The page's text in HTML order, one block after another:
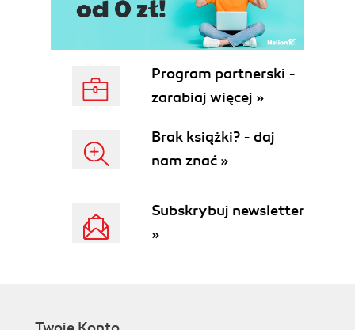
scanf() and Parsing Inputs
Operators and Expressions
Arithmetic Operators
Order of Operations
Type Casting
Next Steps
Boolean Values
Comparison Operators
The if Statement
Program partnerski -
zarabiaj więcej »
Brak książki? - daj
nam znać »
Subskrybuj newsletter
»